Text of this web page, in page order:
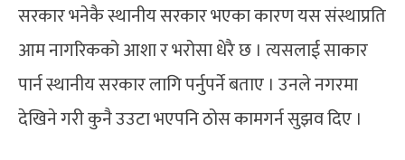
सरकार भनेकै स्थानीय सरकार भएका कारण यस संस्थाप्रति
आम नागरिकको आशा र भरोसा धेरै छ । त्यसलाई साकार
पार्न स्थानीय सरकार लागि पर्नुपर्ने बताए । उनले नगरमा
देखिने गरी कुनै उउटा भएपनि ठोस कामगर्न सुझव दिए ।